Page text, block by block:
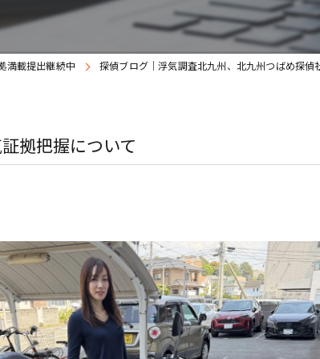
満載提出継続中 探偵ブログ｜浮気調査北九州、北九州つばめ探偵
拠把握について